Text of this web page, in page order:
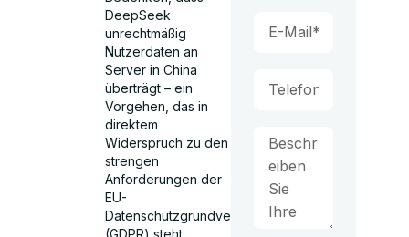
DeepSeek
unrechtmäßig
Nutzerdaten an
Server in China
überträgt – ein
Vorgehen, das in
direktem
Widerspruch zu den
strengen
Anforderungen der
EU-
Datenschutzgrundverordnung
(GDPR) steht.